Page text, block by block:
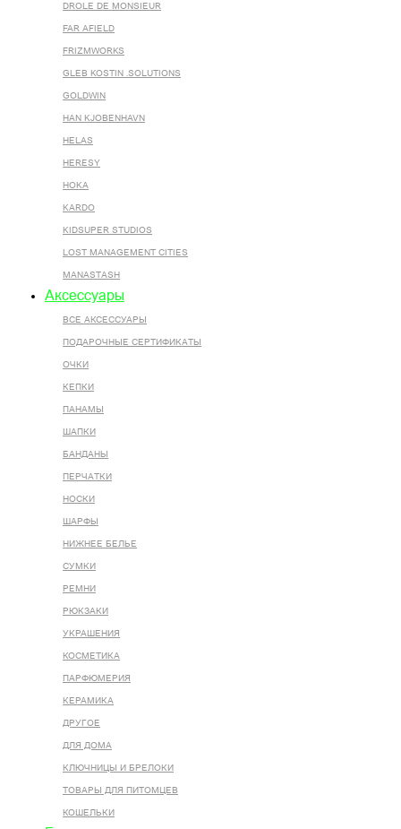
DROLE DE MONSIEUR
FAR AFIELD
FRIZMWORKS
GLEB KOSTIN .SOLUTIONS
GOLDWIN
HAN KJOBENHAVN
HELAS
HERESY
HOKA
KARDO
KIDSUPER STUDIOS
LOST MANAGEMENT CITIES
MANASTASH
Аксессуары
ВСЕ AКСЕССУАРЫ
ПОДАРОЧНЫЕ СЕРТИФИКАТЫ
ОЧКИ
КЕПКИ
ПАНАМЫ
ШАПКИ
БАНДАНЫ
ПЕРЧАТКИ
НОСКИ
ШАРФЫ
НИЖНЕЕ БЕЛЬЕ
СУМКИ
РЕМНИ
РЮКЗАКИ
УКРАШЕНИЯ
КОСМЕТИКА
ПАРФЮМЕРИЯ
КЕРАМИКА
ДРУГОЕ
ДЛЯ ДОМА
КЛЮЧНИЦЫ И БРЕЛОКИ
ТОВАРЫ ДЛЯ ПИТОМЦЕВ
КОШЕЛЬКИ